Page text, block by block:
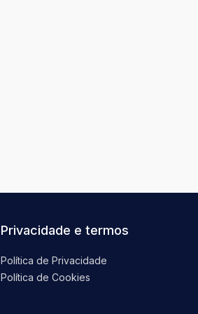
Privacidade e termos
Política de Privacidade
Política de Cookies